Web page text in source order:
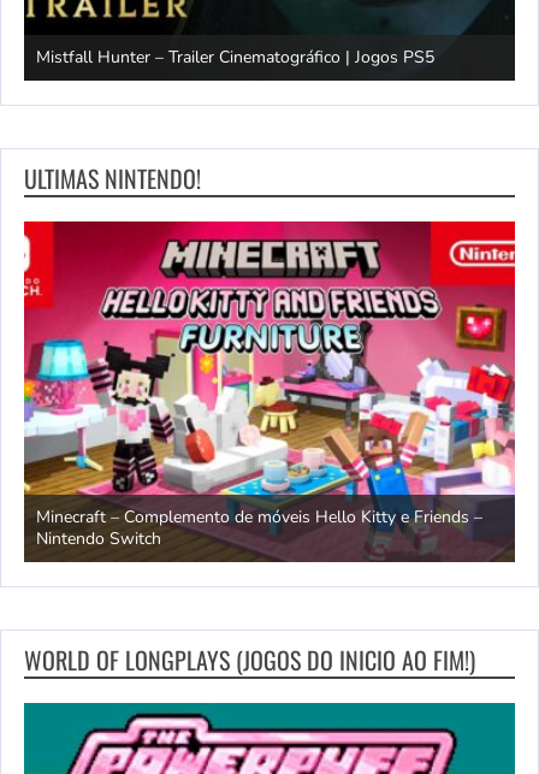
Mistfall Hunter – Trailer Cinematográfico | Jogos PS5
ULTIMAS NINTENDO!
Minecraft – Complemento de móveis Hello Kitty e Friends –
Nintendo Switch
WORLD OF LONGPLAYS (JOGOS DO INICIO AO FIM!)